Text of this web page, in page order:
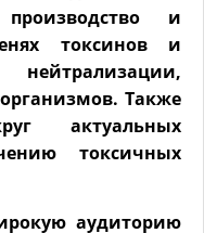
и
токсинов и
Также
актуальных
токсичных
аудиторию